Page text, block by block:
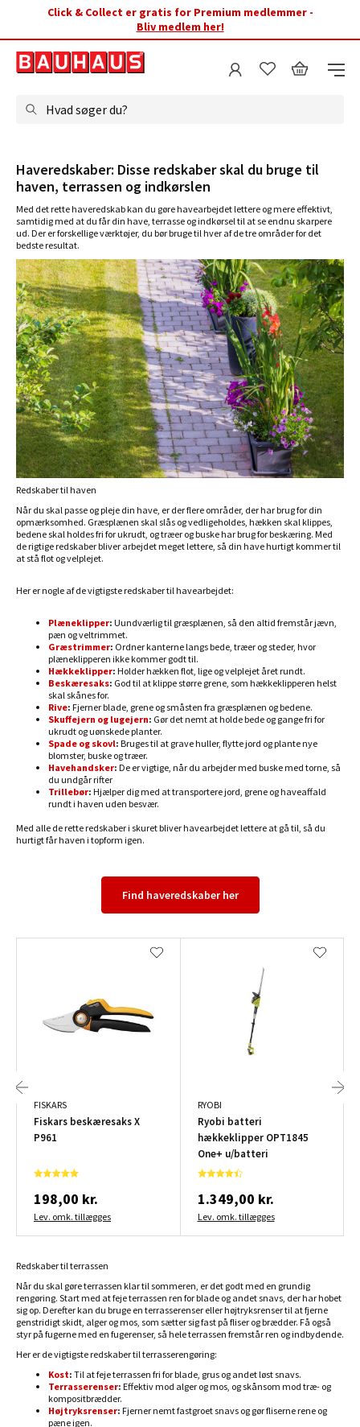
Click & Collect er gratis for Premium medlemmer -
Bliv medlem her!
Hvad søger du?
Haveredskaber: Disse redskaber skal du bruge til
haven, terrassen og indkørslen
Med det rette haveredskab kan du gøre havearbejdet lettere og mere effektivt,
samtidig med at du får din have, terrasse og indkørsel til at se endnu skarpere
ud. Der er forskellige værktøjer, du bør bruge til hver af de tre områder for det
bedste resultat.
Redskaber til haven
Når du skal passe og pleje din have, er der flere områder, der har brug for din
opmærksomhed. Græsplænen skal slås og vedligeholdes, hækken skal klippes,
bedene skal holdes fri for ukrudt, og træer og buske har brug for beskæring. Med
de rigtige redskaber bliver arbejdet meget lettere, så din have hurtigt kommer til
at stå flot og velplejet.
Her er nogle af de vigtigste redskaber til havearbejdet:
Plæneklipper: Uundværlig til græsplænen, så den altid fremstår jævn,
pæn og veltrimmet.
Græstrimmer: Ordner kanterne langs bede, træer og steder, hvor
plæneklipperen ikke kommer godt til.
Hækkeklipper: Holder hækken flot, lige og velplejet året rundt.
Beskæresaks: God til at klippe større grene, som hækkeklipperen helst
skal skånes for.
Rive: Fjerner blade, grene og småsten fra græsplænen og bedene.
Skuffejern og lugejern: Gør det nemt at holde bede og gange fri for
ukrudt og uønskede planter.
Spade og skovl: Bruges til at grave huller, flytte jord og plante nye
blomster, buske og træer.
Havehandsker: De er vigtige, når du arbejder med buske med torne, så
du undgår rifter
Trillebør: Hjælper dig med at transportere jord, grene og haveaffald
rundt i haven uden besvær.
Med alle de rette redskaber i skuret bliver havearbejdet lettere at gå til, så du
hurtigt får haven i topform igen.
Find haveredskaber her
FISKARS
Fiskars beskæresaks X
P961
198,00 kr.
Lev. omk. tillægges
RYOBI
Ryobi batteri
hækkeklipper OPT1845
One+ u/batteri
1.349,00 kr.
Lev. omk. tillægges
Redskaber til terrassen
Når du skal gøre terrassen klar til sommeren, er det godt med en grundig
rengøring. Start med at feje terrassen ren for blade og andet snavs, der har hobet
sig op. Derefter kan du bruge en terrasserenser eller højtryksrenser til at fjerne
genstridigt skidt, alger og mos, som sætter sig fast på fliser og brædder. Få også
styr på fugerne med en fugerenser, så hele terrassen fremstår ren og indbydende.
Her er de vigtigste redskaber til terrasserengøring:
Kost: Til at feje terrassen fri for blade, grus og andet løst snavs.
Terrasserenser: Effektiv mod alger og mos, og skånsom mod træ- og
kompositbrædder.
Højtryksrenser: Fjerner nemt fastgroet snavs og gør fliserne rene og
pæne igen.